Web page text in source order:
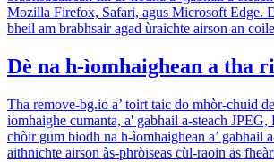
Mozilla Firefox, Safari, agus Microsoft Edge.
bheil am brabhsair agad ùraichte airson an
Dè na h-ìomhaighean a tha
Tha remove-bg.io a’ toirt taic do mhòr-chuid
ìomhaighe cumanta, a' gabhail a-steach
chòir gum biodh na h-ìomhaighean a’ gabhail
aithnichte airson às-phròiseas cùl-raoin as